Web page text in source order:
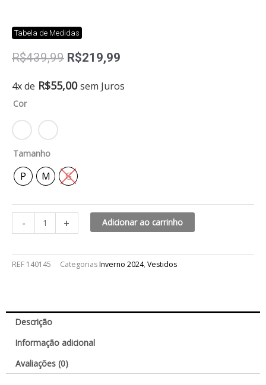
Tabela de Medidas
R$439,99 O
original
R$219,99
atual
4x de R$55,00 sem Juros
Cor
Tamanho
P M G
-
Vestido
quantidade
+ Adicionar ao carrinho
REF 140145 CategoriasInverno 2024, Vestidos
Descrição
Informação adicional
Avaliações (0)